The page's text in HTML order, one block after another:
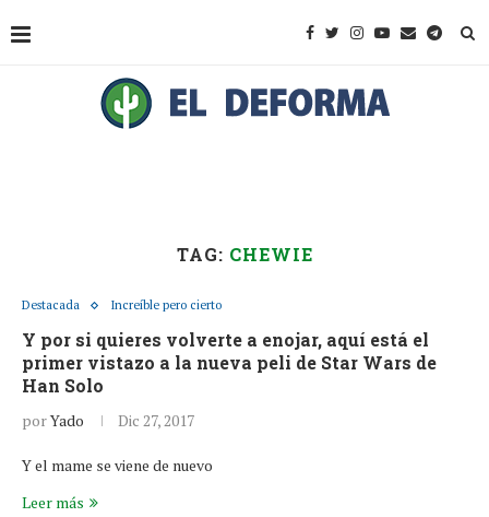
TAG: CHEWIE
Destacada Increíble pero cierto
Y por si quieres volverte a enojar, aquí está el
primer vistazo a la nueva peli de Star Wars de
Han Solo
porYado Dic 27, 2017
Y el mame se viene de nuevo
Leer más